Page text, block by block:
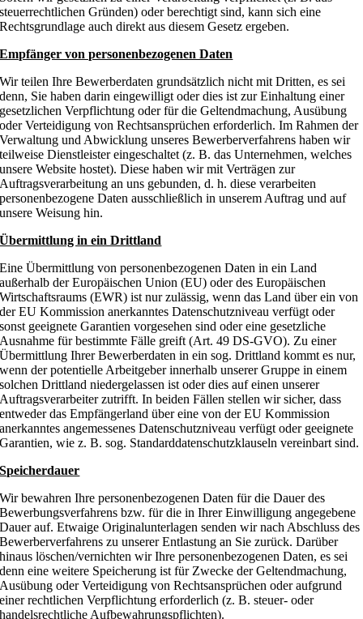
steuerrechtlichen Gründen) oder berechtigt sind, kann sich eine
Rechtsgrundlage auch direkt aus diesem Gesetz ergeben.
Empfänger von personenbezogenen Daten
Wir teilen Ihre Bewerberdaten grundsätzlich nicht mit Dritten, es sei
denn, Sie haben darin eingewilligt oder dies ist zur Einhaltung einer
gesetzlichen Verpflichtung oder für die Geltendmachung, Ausübung
oder Verteidigung von Rechtsansprüchen erforderlich. Im Rahmen der
Verwaltung und Abwicklung unseres Bewerberverfahrens haben wir
teilweise Dienstleister eingeschaltet (z. B. das Unternehmen, welches
unsere Website hostet). Diese haben wir mit Verträgen zur
Auftragsverarbeitung an uns gebunden, d. h. diese verarbeiten
personenbezogene Daten ausschließlich in unserem Auftrag und auf
unsere Weisung hin.
Übermittlung in ein Drittland
Eine Übermittlung von personenbezogenen Daten in ein Land
außerhalb der Europäischen Union (EU) oder des Europäischen
Wirtschaftsraums (EWR) ist nur zulässig, wenn das Land über ein von
der EU Kommission anerkanntes Datenschutzniveau verfügt oder
sonst geeignete Garantien vorgesehen sind oder eine gesetzliche
Ausnahme für bestimmte Fälle greift (Art. 49 DS-GVO). Zu einer
Übermittlung Ihrer Bewerberdaten in ein sog. Drittland kommt es nur,
wenn der potentielle Arbeitgeber innerhalb unserer Gruppe in einem
solchen Drittland niedergelassen ist oder dies auf einen unserer
Auftragsverarbeiter zutrifft. In beiden Fällen stellen wir sicher, dass
entweder das Empfängerland über eine von der EU Kommission
anerkanntes angemessenes Datenschutzniveau verfügt oder geeignete
Garantien, wie z. B. sog. Standarddatenschutzklauseln vereinbart sind.
Speicherdauer
Wir bewahren Ihre personenbezogenen Daten für die Dauer des
Bewerbungsverfahrens bzw. für die in Ihrer Einwilligung angegebene
Dauer auf. Etwaige Originalunterlagen senden wir nach Abschluss des
Bewerberverfahrens zu unserer Entlastung an Sie zurück. Darüber
hinaus löschen/vernichten wir Ihre personenbezogenen Daten, es sei
denn eine weitere Speicherung ist für Zwecke der Geltendmachung,
Ausübung oder Verteidigung von Rechtsansprüchen oder aufgrund
einer rechtlichen Verpflichtung erforderlich (z. B. steuer- oder
handelsrechtliche Aufbewahrungspflichten).